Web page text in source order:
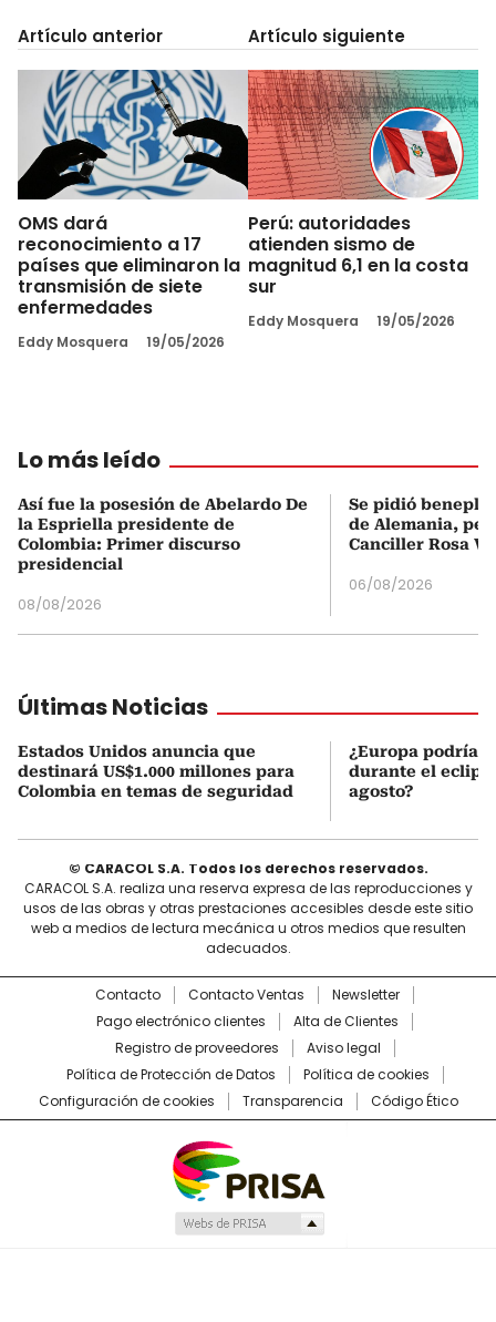
Artículo anterior
OMS dará
reconocimiento a 17
países que eliminaron la
transmisión de siete
enfermedades
Eddy Mosquera 19/05/2026
Artículo siguiente
Perú: autoridades
atienden sismo de
magnitud 6,1 en la costa
sur
Eddy Mosquera 19/05/2026
Lo más leído
Así fue la posesión de Abelardo De
la Espriella presidente de
Colombia: Primer discurso
presidencial
08/08/2026
Se pidió
de Alemania,
Canciller Rosa
06/08/2026
Últimas Noticias
Estados Unidos anuncia que
destinará US$1.000 millones para
Colombia en temas de seguridad
¿Europa podría
durante el
agosto?
© CARACOL S.A. Todos los derechos reservados.
CARACOL S.A. realiza una reserva expresa de las reproducciones y
usos de las obras y otras prestaciones accesibles desde este sitio
web a medios de lectura mecánica u otros medios que resulten
adecuados.
Contacto Contacto Ventas
Newsletter
Pago electrónico clientes
Alta de Clientes
Registro de proveedores
Aviso legal
Política de Protección de Datos
Política de cookies
Configuración de cookies
Transparencia Código Ético